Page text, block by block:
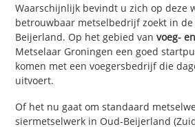
Waarschijnlijk bevindt u zich op deze
betrouwbaar metselbedrijf zoekt in
Beijerland. Op het gebied van voeg-
Metselaar Groningen een goed
komen met een voegersbedrijf die
uitvoert.
Of het nu gaat om standaard
siermetselwerk in Oud-Beijerland